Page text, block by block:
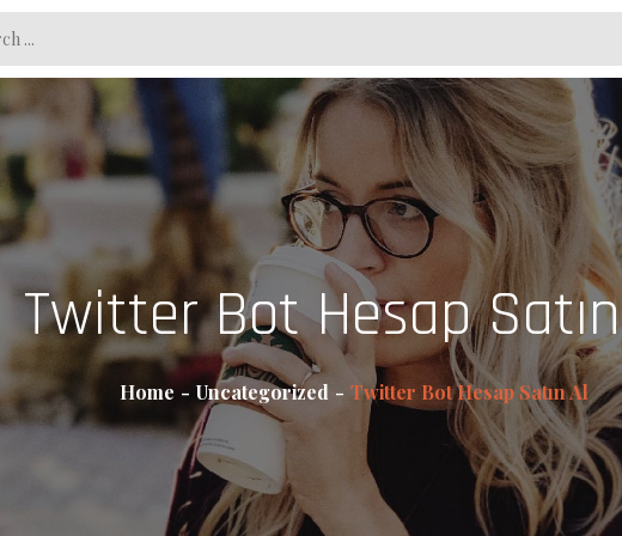
Twitter Bot Hesap
Home Uncategorized Twitter Bot Hesap Satın Al